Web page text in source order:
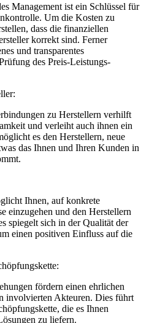
Management ist ein Schlüssel für
Um die ‍Kosten zu
​dass die finanziellen‍
korrekt sind. Ferner
und​ transparentes
des Preis-Leistungs-
zu Herstellern verhilft
und verleiht auch ⁣ihnen ein
es ⁢den Herstellern, ⁢neue
⁢das​ Ihnen und Ihren Kunden ‍in
Ihnen, auf konkrete
einzugehen und den Herstellern
spiegelt sich in​ der Qualität der
einen positiven Einfluss auf die
fördern ‌einen ⁣ehrlichen
involvierten ​Akteuren. Dies führt
die es‍ Ihnen
zu liefern.